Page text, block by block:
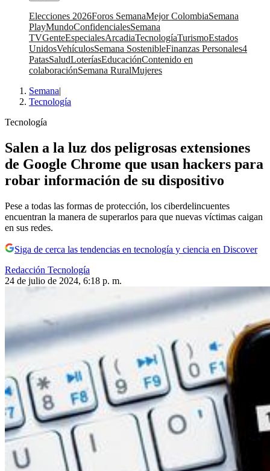
Elecciones 2026Foros SemanaMejor ColombiaSemana
PlayMundoConfidencialesSemana
TVGenteEspecialesArcadiaTecnologíaTurismoEstados
UnidosVehículosSemana SostenibleFinanzas Personales4
PatasSaludLoteríasEducaciónContenido en
colaboraciónSemana RuralMujeres
Semana|
Tecnología
Tecnología
Salen a la luz dos peligrosas extensiones
de Google Chrome que usan hackers para
robar información de su dispositivo
Pese a todas las formas de protección, los ciberdelincuentes
encuentran la manera de superarlos para que nuevas víctimas caigan
en sus redes.
Siga de cerca las tendencias en tecnología y ciencia en Discover
Redacción Tecnología
24 de julio de 2024, 6:18 p. m.